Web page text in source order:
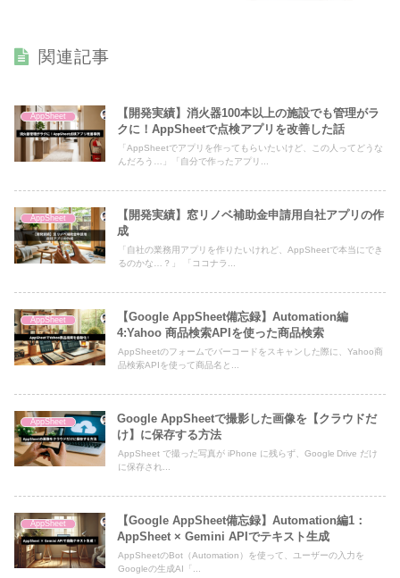
関連記事
AppSheet
【開発実績】消火器100本以上の施設でも管理がラ
クに！AppSheetで点検アプリを改善した話
「AppSheetでアプリを作ってもらいたいけど、この人ってどうな
んだろう…」「自分で作ったアプリ...
AppSheet
【開発実績】窓リノベ補助金申請用自社アプリの作
成
「自社の業務用アプリを作りたいけれど、AppSheetで本当にでき
るのかな…？」 「ココナラ...
AppSheet
【Google AppSheet備忘録】Automation編
4:Yahoo 商品検索APIを使った商品検索
AppSheetのフォームでバーコードをスキャンした際に、Yahoo商
品検索APIを使って商品名と...
AppSheet
Google AppSheetで撮影した画像を【クラウドだ
け】に保存する方法
AppSheet で撮った写真が iPhone に残らず、Google Drive だけ
に保存され...
AppSheet
【Google AppSheet備忘録】Automation編1：
AppSheet × Gemini APIでテキスト生成
AppSheetのBot（Automation）を使って、ユーザーの入力を
Googleの生成AI「...